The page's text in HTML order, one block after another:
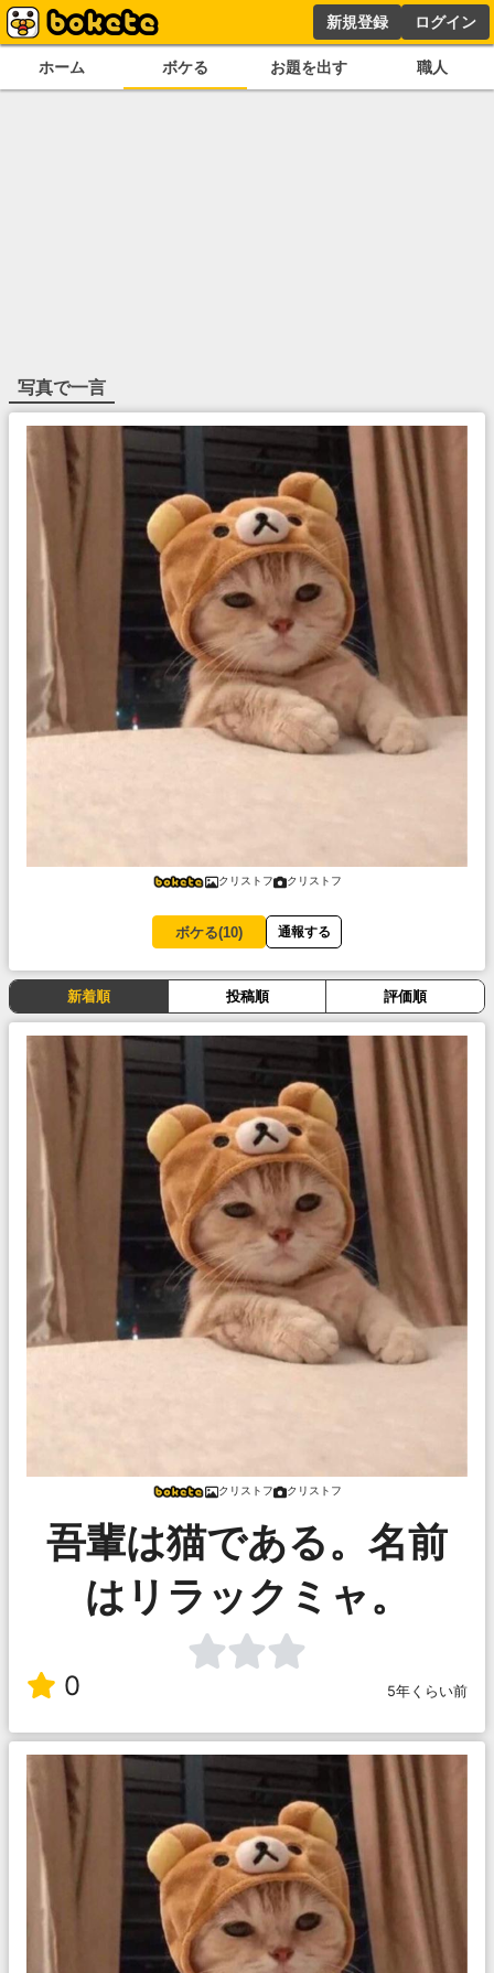
新規登録 ログイン
ホーム ボケる お題を出す 職人
写真で一言
クリストフ クリストフ
ボケる(10) 通報する
新着順 投稿順 評価順
クリストフ クリストフ
吾輩は猫である。名前
はリラックミャ。
0 5年くらい前